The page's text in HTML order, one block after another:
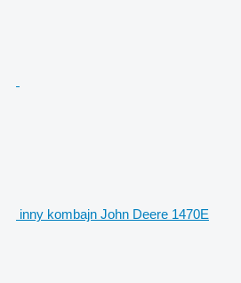
inny kombajn John Deere 1470E